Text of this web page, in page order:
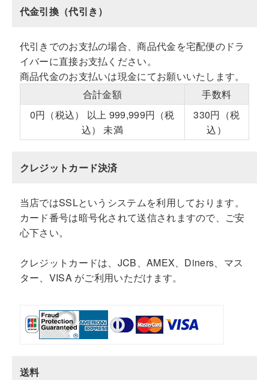
代金引換（代引き）
代引きでのお支払の場合、商品代金を宅配便のドラ
イバーに直接お支払ください。
商品代金のお支払いは現金にてお願いいたします。
合計金額
手数料
0円（税込） 以上 999,999円（税
込） 未満
330円（税
込）
クレジットカード決済
当店ではSSLというシステムを利用しております。
カード番号は暗号化されて送信されますので、ご安
心下さい。
クレジットカードは、JCB、AMEX、Diners、マス
ター、VISA がご利用いただけます。
送料